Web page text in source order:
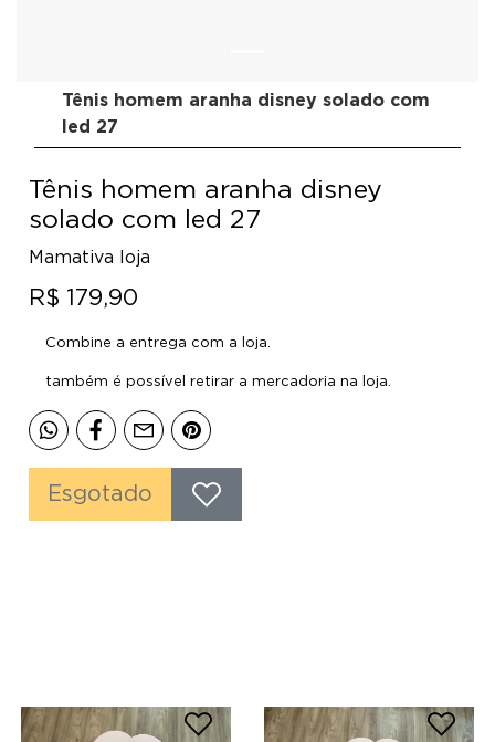
Tênis homem aranha disney solado com
led 27
Tênis homem aranha disney
solado com led 27
Mamativa loja
R$ 179,90
Combine a entrega com a loja.
também é possível retirar a mercadoria na loja.
Esgotado